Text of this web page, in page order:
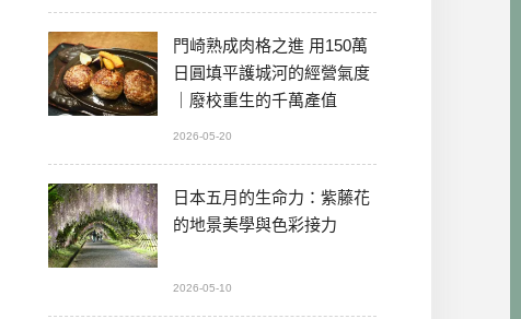
門崎熟成肉格之進 用150萬
日圓填平護城河的經營氣度
｜廢校重生的千萬產值
2026-05-20
日本五月的生命力：紫藤花
的地景美學與色彩接力
2026-05-10